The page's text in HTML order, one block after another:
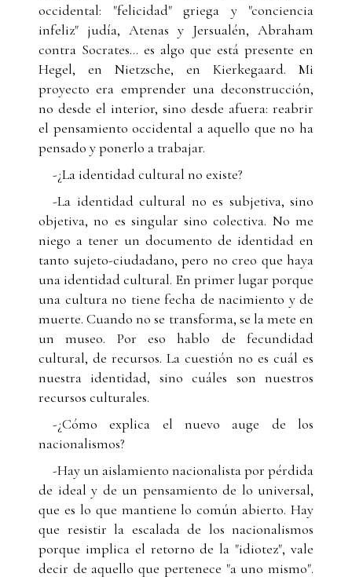
occidental: "felicidad" griega y "conciencia
infeliz" judía, Atenas y Jersualén, Abraham
contra Socrates... es algo que está presente en
Hegel, en Nietzsche, en Kierkegaard. Mi
proyecto era emprender una deconstrucción,
no desde el interior, sino desde afuera: reabrir
el pensamiento occidental a aquello que no ha
pensado y ponerlo a trabajar.
-¿La identidad cultural no existe?
-La identidad cultural no es subjetiva, sino
objetiva, no es singular sino colectiva. No me
niego a tener un documento de identidad en
tanto sujeto-ciudadano, pero no creo que haya
una identidad cultural. En primer lugar porque
una cultura no tiene fecha de nacimiento y de
muerte. Cuando no se transforma, se la mete en
un museo. Por eso hablo de fecundidad
cultural, de recursos. La cuestión no es cuál es
nuestra identidad, sino cuáles son nuestros
recursos culturales.
-¿Cómo explica el nuevo auge de los
nacionalismos?
-Hay un aislamiento nacionalista por pérdida
de ideal y de un pensamiento de lo universal,
que es lo que mantiene lo común abierto. Hay
que resistir la escalada de los nacionalismos
porque implica el retorno de la "idiotez", vale
decir de aquello que pertenece "a uno mismo".